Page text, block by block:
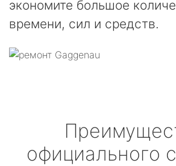
экономите большое
времени, сил и средств.
официального